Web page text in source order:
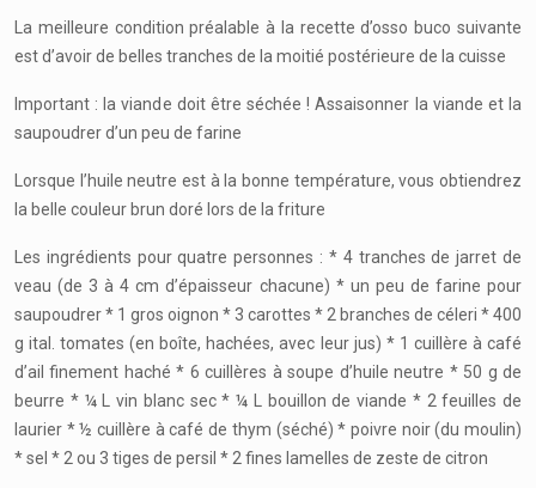
La meilleure condition préalable à la recette d’osso buco suivante
est d’avoir de belles tranches de la moitié postérieure de la cuisse
Important : la viande doit être séchée ! Assaisonner la viande et la
saupoudrer d’un peu de farine
Lorsque l’huile neutre est à la bonne température, vous obtiendrez
la belle couleur brun doré lors de la friture
Les ingrédients pour quatre personnes : * 4 tranches de jarret de
veau (de 3 à 4 cm d’épaisseur chacune) * un peu de farine pour
saupoudrer * 1 gros oignon * 3 carottes * 2 branches de céleri * 400
g ital. tomates (en boîte, hachées, avec leur jus) * 1 cuillère à café
d’ail finement haché * 6 cuillères à soupe d’huile neutre * 50 g de
beurre * ¼ L vin blanc sec * ¼ L bouillon de viande * 2 feuilles de
laurier * ½ cuillère à café de thym (séché) * poivre noir (du moulin)
* sel * 2 ou 3 tiges de persil * 2 fines lamelles de zeste de citron